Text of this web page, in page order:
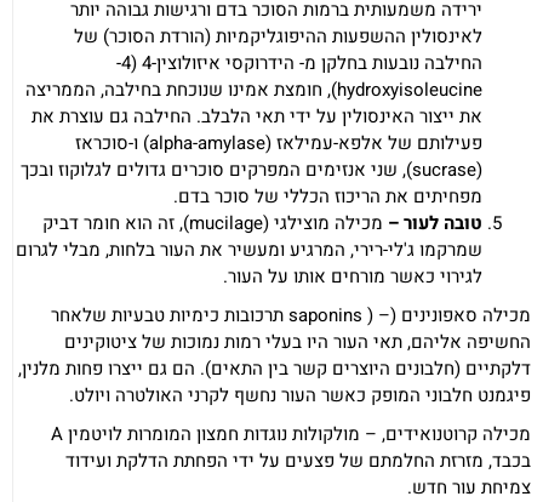
ירידה משמעותית ברמות הסוכר בדם ורגישות גבוהה יותר
לאינסולין ההשפעות ההיפוגליקמיות (הורדת הסוכר) של
החילבה נובעות בחלקן מ- הידרוקסי איזולוצין-4 (4-
hydroxyisoleucine), חומצת אמינו שנוכחת בחילבה, הממריצה
את ייצור האינסולין על ידי תאי הלבלב. החילבה גם עוצרת את
פעילותם של אלפא-עמילאז (alpha-amylase) ו-סוכראז
(sucrase), שני אנזימים המפרקים סוכרים גדולים לגלוקוז ובכך
מפחיתים את הריכוז הכללי של סוכר בדם.
טובה לעור –
מכילה מוצילגי (mucilage), זה הוא חומר דביק
שמרקמו ג'לי-רירי, המרגיע ומעשיר את העור בלחות, מבלי לגרום
לגירוי כאשר מורחים אותו על העור.
מכילה סאפונינים (– ( saponins תרכובות כימיות טבעיות שלאחר
החשיפה אליהם, תאי העור היו בעלי רמות נמוכות של ציטוקינים
דלקתיים (חלבונים היוצרים קשר בין התאים). הם גם ייצרו פחות מלנין,
פיגמנט חלבוני המופק כאשר העור נחשף לקרני האולטרה ויולט.
מכילה קרוטנואידים, – מולקולות נוגדות חמצון המומרות לויטמין A
בכבד, מזרזת החלמתם של פצעים על ידי הפחתת הדלקת ועידוד
צמיחת עור חדש.